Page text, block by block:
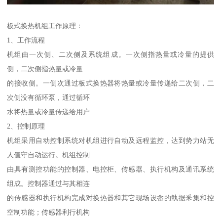
板式换热机组工作原理：
1、工作流程
机组由一次侧、二次侧及系统组成。一次侧指热量或冷量的提供
侧，二次侧指热量或冷量
的接收侧。一侧次通过板式换热器将热量或冷量传递给二次侧，二
次侧没有循环泵，通过循环
水将热量或冷量传递给用户
2、控制原理
机组采用自动控制系统对机组进行自动及远程监控，达到势力站无
人值守自动运行。机组控制
由具有测控功能的控制器、电控柜、传感器、执行机构及通讯系统
组成。控制器通过与其相连
的传感器和执行机构完成对换热器和其它现场设畲的埶据釆集和控
空制功能；传感器利行机构